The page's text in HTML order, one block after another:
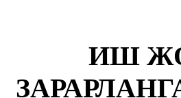
ИШ